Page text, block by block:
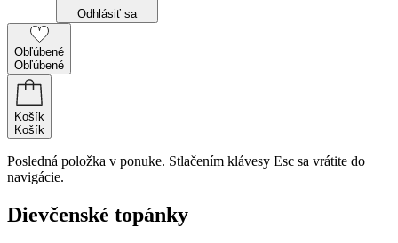
Odhlásiť sa
Obľúbené
Obľúbené
Košík
Košík
Posledná položka v ponuke. Stlačením klávesy Esc sa vrátite do
navigácie.
Dievčenské topánky